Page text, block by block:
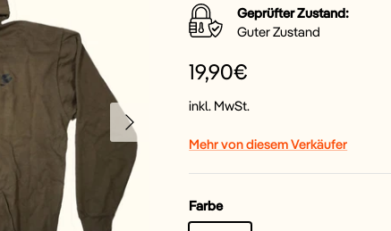
Geprüfter Zustand:
Guter Zustand
19,90€
inkl. MwSt.
Mehr von diesem Verkäufer
Farbe